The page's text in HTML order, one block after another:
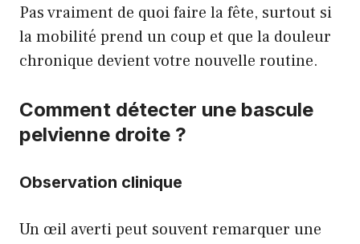
Pas vraiment de quoi faire la fête, surtout si
la mobilité prend un coup et que la douleur
chronique devient votre nouvelle routine.
Comment détecter une bascule
pelvienne droite ?
Observation clinique
Un œil averti peut souvent remarquer une